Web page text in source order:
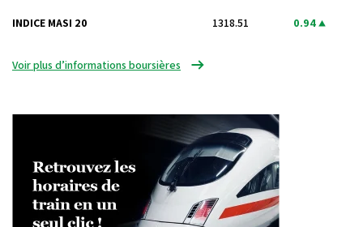
INDICE MASI 20 1318.51 0.94
Voir plus d’informations boursières